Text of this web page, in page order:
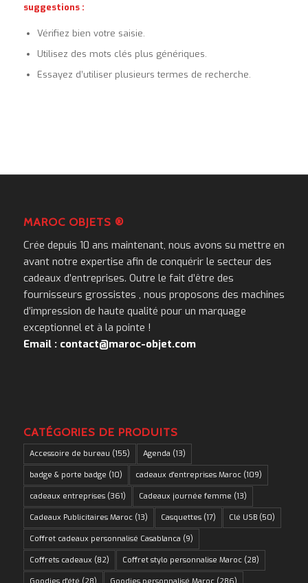
suggestions :
Vérifiez bien votre saisie.
Utilisez des mots clés plus génériques.
Essayez d’utiliser plusieurs termes de recherche.
MAROC OBJETS ®
Crée depuis 10 ans maintenant, nous avons su mettre en
avant notre expertise afin de conquérir le secteur des
cadeaux d’entreprises. Outre le fait d’être des
fournisseurs grossistes , nous proposons des machines
d’impression de haute qualité pour un marquage
exceptionnel et à la pointe !
Email : contact@maroc-objet.com
CATÉGORIES DE PRODUITS
Accessoire de bureau (155) Agenda (13)
badge & porte badge (10) cadeaux d'entreprises Maroc(109)
cadeaux entreprises(361) Cadeaux journée femme (13)
Cadeaux Publicitaires Maroc(13) Casquettes(17) Clé USB(50)
Coffret cadeaux personnalisé Casablanca (9)
Coffrets cadeaux (82) Coffret stylo personnalise Maroc(28)